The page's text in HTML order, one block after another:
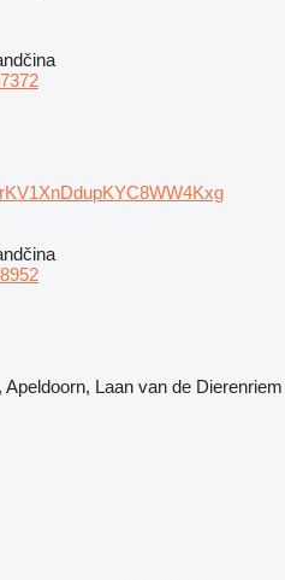
Laan van de Dierenriem